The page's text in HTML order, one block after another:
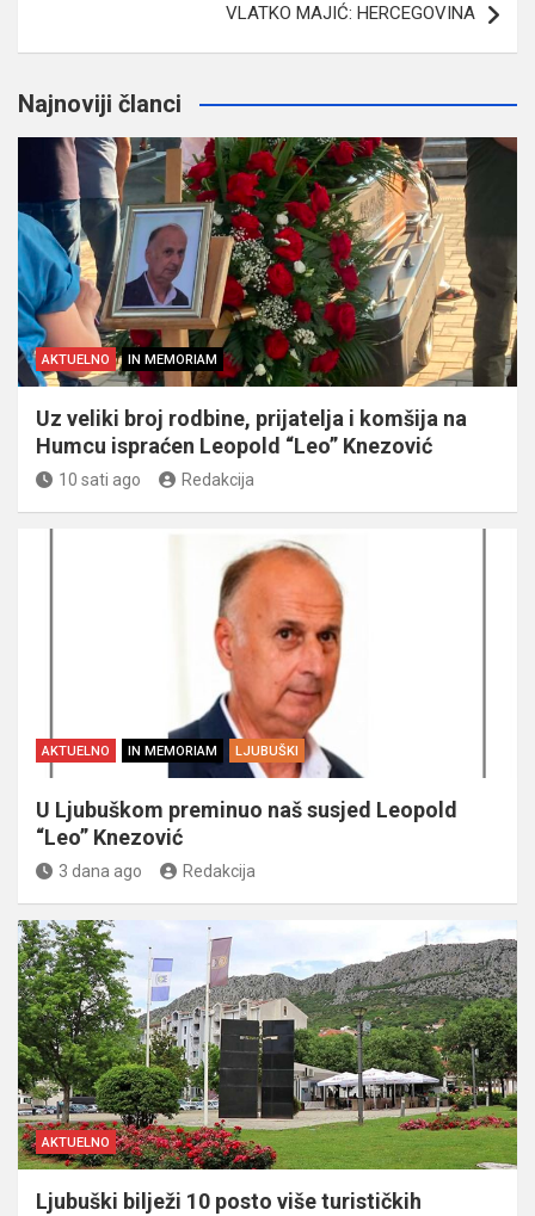
VLATKO MAJIĆ: HERCEGOVINA
Najnoviji članci
AKTUELNO IN MEMORIAM
Uz veliki broj rodbine, prijatelja i komšija na
Humcu ispraćen Leopold “Leo” Knezović
10 sati ago Redakcija
AKTUELNO IN MEMORIAM LJUBUŠKI
U Ljubuškom preminuo naš susjed Leopold
“Leo” Knezović
3 dana ago Redakcija
AKTUELNO
Ljubuški bilježi 10 posto više turističkih